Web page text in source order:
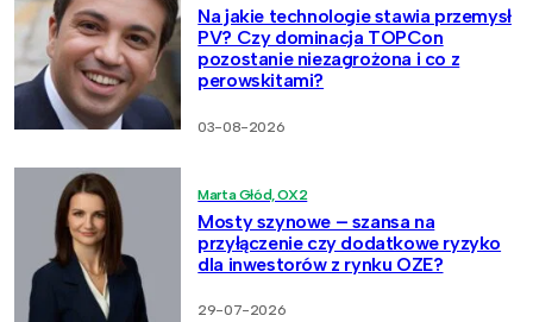
Na jakie technologie stawia przemysł
PV? Czy dominacja TOPCon
pozostanie niezagrożona i co z
perowskitami?
03-08-2026
Marta Głód, OX2
Mosty szynowe – szansa na
przyłączenie czy dodatkowe ryzyko
dla inwestorów z rynku OZE?
29-07-2026